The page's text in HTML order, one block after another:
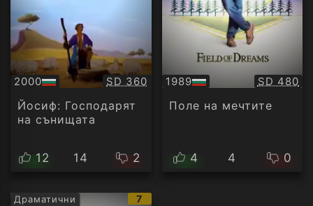
2000
БГ
аудио
Качество:
SD 360
Йосиф: Господарят
на сънищата
12 14 2
1989
БГ
аудио
SD 480
Поле на мечтите
4 4 0
Драматични
IMDb
7